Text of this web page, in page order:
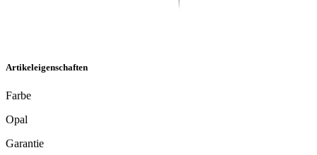
Artikeleigenschaften
Farbe
Opal
Garantie